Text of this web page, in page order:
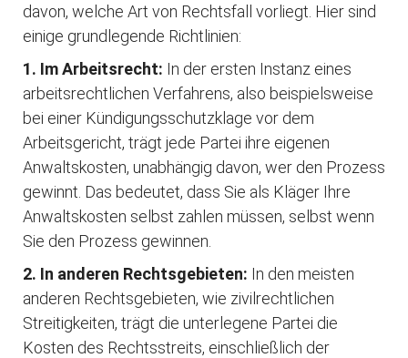
davon, welche Art von Rechtsfall vorliegt. Hier sind
einige grundlegende Richtlinien:
1. Im Arbeitsrecht: In der ersten Instanz eines
arbeitsrechtlichen Verfahrens, also beispielsweise
bei einer Kündigungsschutzklage vor dem
Arbeitsgericht, trägt jede Partei ihre eigenen
Anwaltskosten, unabhängig davon, wer den Prozess
gewinnt. Das bedeutet, dass Sie als Kläger Ihre
Anwaltskosten selbst zahlen müssen, selbst wenn
Sie den Prozess gewinnen.
2. In anderen Rechtsgebieten: In den meisten
anderen Rechtsgebieten, wie zivilrechtlichen
Streitigkeiten, trägt die unterlegene Partei die
Kosten des Rechtsstreits, einschließlich der